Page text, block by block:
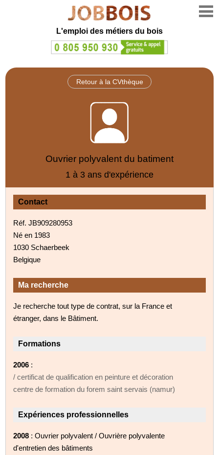
L'emploi des métiers du bois
Retour à la CVthèque
Ouvrier polyvalent du batiment
1 à 3 ans d'expérience
Contact
Réf. JB909280953
Né en 1983
1030 Schaerbeek
Belgique
Ma recherche
Je recherche tout type de contrat, sur la France et
étranger, dans le Bâtiment.
Formations
2006 :
/ certificat de qualification en peinture et décoration
centre de formation du forem saint servais (namur)
Expériences professionnelles
2008 : Ouvrier polyvalent / Ouvrière polyvalente
d'entretien des bâtiments